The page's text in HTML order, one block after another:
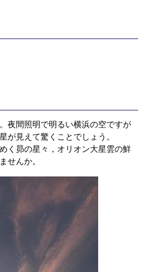
夜間照明で明るい横浜の空ですが
が見えて驚くことでしょう。
く昴の星々，オリオン大星雲の鮮
せんか。